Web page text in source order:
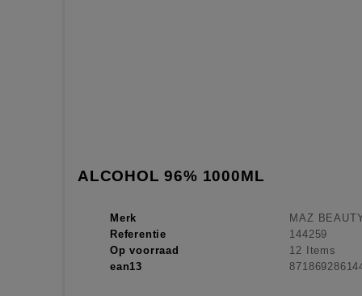
ALCOHOL 96% 1000ML
Merk
MAZ
Referentie
144259
Op voorraad
12 Items
ean13